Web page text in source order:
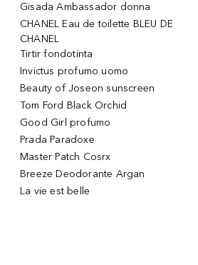
Gisada Ambassador donna
CHANEL Eau de toilette BLEU DE
CHANEL
Tirtir fondotinta
Invictus profumo uomo
Beauty of Joseon sunscreen
Tom Ford Black Orchid
Good Girl profumo
Prada Paradoxe
Master Patch Cosrx
Breeze Deodorante Argan
La vie est belle